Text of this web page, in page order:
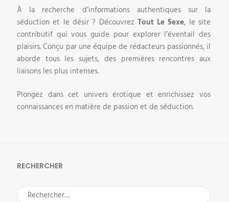
À la recherche d’informations authentiques sur la
séduction et le désir ? Découvrez Tout Le Sexe, le site
contributif qui vous guide pour explorer l’éventail des
plaisirs. Conçu par une équipe de rédacteurs passionnés, il
aborde tous les sujets, des premières rencontres aux
liaisons les plus intenses.
Plongez dans cet univers érotique et enrichissez vos
connaissances en matière de passion et de séduction.
RECHERCHER
Rechercher :